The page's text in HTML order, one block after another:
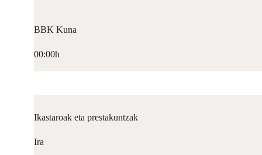
BBK Kuna
00:00h
Ikastaroak eta prestakuntzak
Ira